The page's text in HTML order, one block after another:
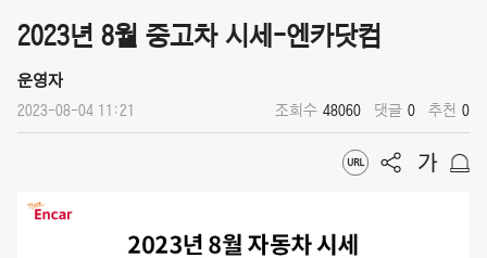
2023년 8월 중고차 시세-엔카닷컴
운영자
2023-08-04 11:21 조회수 48060 댓글 0 추천 0